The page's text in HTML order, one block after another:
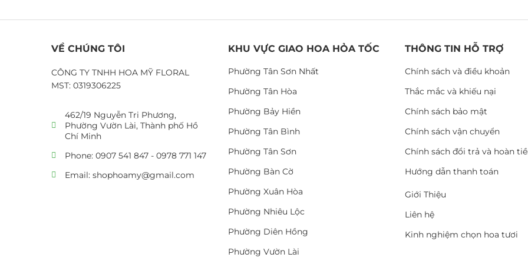
VỀ CHÚNG TÔI
CÔNG TY TNHH HOA MỸ FLORAL
MST: 0319306225
462/19 Nguyễn Tri Phương,
Phường Vườn Lài, Thành phố Hồ
Chí Minh
Phone: 0907 541 847 - 0978 771 147
Email: shophoamy@gmail.com
KHU VỰC GIAO HOA HỎA TỐC
Phường Tân Sơn Nhất
Phường Tân Hòa
Phường Bảy Hiền
Phường Tân Bình
Phường Tân Sơn
Phường Bàn Cờ
Phường Xuân Hòa
Phường Nhiêu Lộc
Phường Diên Hồng
Phường Vườn Lài
THÔNG TIN HỖ TRỢ
Chính sách và điều khoản
Thắc mắc và khiếu nại
Chính sách bảo mật
Chính sách vận chuyển
Chính sách đổi trả và hoàn
Hướng dẫn thanh toán
Giới Thiệu
Liên hệ
Kinh nghiệm chọn hoa tươi